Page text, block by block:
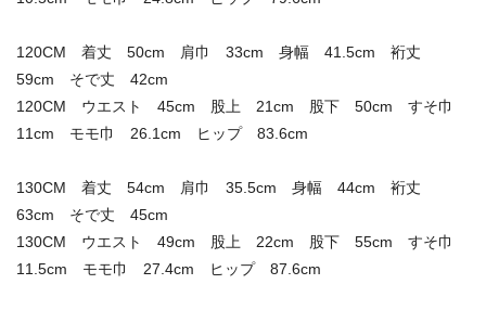
120CM 着丈 50cm 肩巾 33cm 身幅 41.5cm 裄丈
59cm そで丈 42cm
120CM ウエスト 45cm 股上 21cm 股下 50cm すそ巾
11cm モモ巾 26.1cm ヒップ 83.6cm
130CM 着丈 54cm 肩巾 35.5cm 身幅 44cm 裄丈
63cm そで丈 45cm
130CM ウエスト 49cm 股上 22cm 股下 55cm すそ巾
11.5cm モモ巾 27.4cm ヒップ 87.6cm